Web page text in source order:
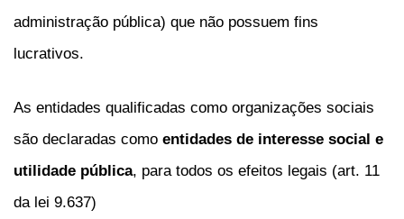
administração pública) que não possuem fins
lucrativos.
As entidades qualificadas como organizações sociais
são declaradas como entidades de interesse social e
utilidade pública, para todos os efeitos legais (art. 11
da lei 9.637)